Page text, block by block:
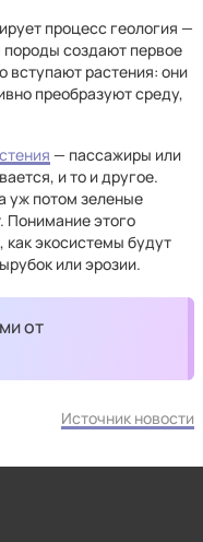
процесс геология —
породы создают первое
растения: они
преобразуют среду,
— пассажиры или
и то и другое.
уж потом зеленые
этого
как экосистемы будут
или эрозии.
от
Источник новости